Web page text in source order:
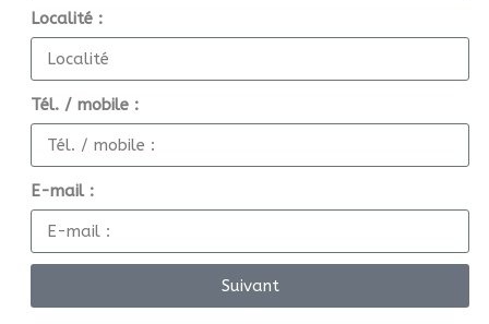
Localité :
Tél. / mobile :
E-mail :
Suivant